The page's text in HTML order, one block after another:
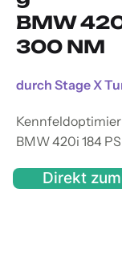
BMW
300 NM
durch Stage X
BMW 420i 184
Direkt